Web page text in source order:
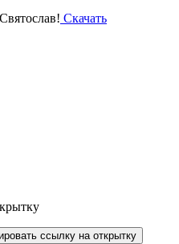
Скачать
ссылку на открытку